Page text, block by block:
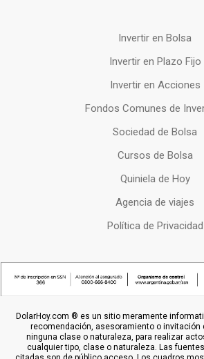
Invertir en Bolsa
Invertir en Plazo Fijo
Invertir en Acciones
Fondos Comunes de
Sociedad de Bolsa
Cursos de Bolsa
Quiniela de Hoy
Agencia de viajes
Política de Privacidad
DolarHoy.com ® es un sitio meramente
recomendación, asesoramiento o invitación
ninguna clase o naturaleza, para realizar
cualquier tipo, clase o naturaleza. Las